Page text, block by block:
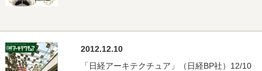
2012.12.10
「日経アーキテクチュア」（日経BP社）12/10